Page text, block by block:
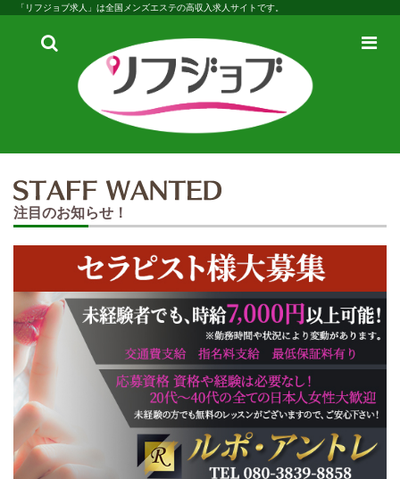
「リフジョブ求人」は全国メンズエステの高収入求人サイトです。
検
メ
注目のお知らせ！